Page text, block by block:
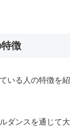
徴
いる人の特徴を紹
ダンスを通じて大